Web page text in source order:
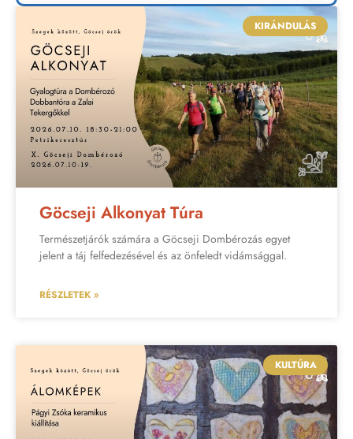
KIRÁNDULÁS
Göcseji Alkonyat Túra
Természetjárók számára a Göcseji Dombérozás egyet
jelent a táj felfedezésével és az önfeledt vidámsággal.
RÉSZLETEK »
KULTÚRA